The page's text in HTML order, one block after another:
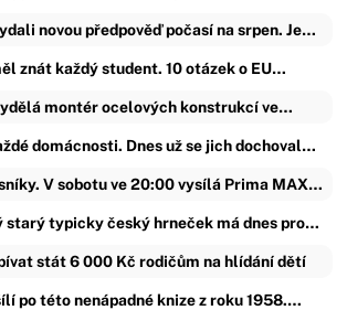
novou předpověď počasí na srpen. Je…
znát každý student. 10 otázek o EU…
montér ocelových konstrukcí ve…
domácnosti. Dnes už se jich dochoval…
V sobotu ve 20:00 vysílá Prima MAX…
starý typicky český hrneček má dnes pro…
stát 6 000 Kč rodičům na hlídání dětí
po této nenápadné knize z roku 1958.…